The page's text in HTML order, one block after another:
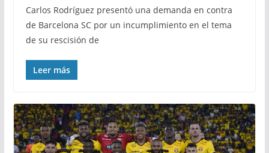
Carlos Rodríguez presentó una demanda en contra
de Barcelona SC por un incumplimiento en el tema
de su rescisión de
Leer más